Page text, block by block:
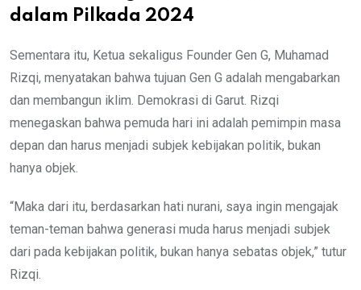
dalam Pilkada 2024
Sementara itu, Ketua sekaligus Founder Gen G, Muhamad
Rizqi, menyatakan bahwa tujuan Gen G adalah mengabarkan
dan membangun iklim. Demokrasi di Garut. Rizqi
menegaskan bahwa pemuda hari ini adalah pemimpin masa
depan dan harus menjadi subjek kebijakan politik, bukan
hanya objek.
“Maka dari itu, berdasarkan hati nurani, saya ingin mengajak
teman-teman bahwa generasi muda harus menjadi subjek
dari pada kebijakan politik, bukan hanya sebatas objek,” tutur
Rizqi.